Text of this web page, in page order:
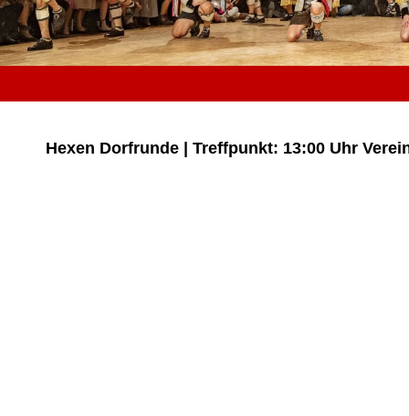
Hexen Dorfrunde | Treffpunkt: 13:00 Uhr